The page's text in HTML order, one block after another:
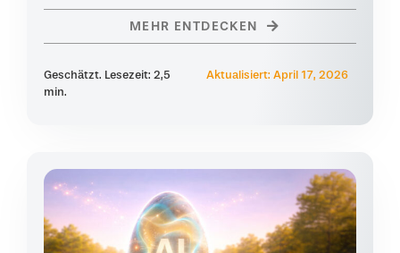
MEHR ENTDECKEN
Geschätzt. Lesezeit: 2,5
min.
Aktualisiert: April 17, 2026